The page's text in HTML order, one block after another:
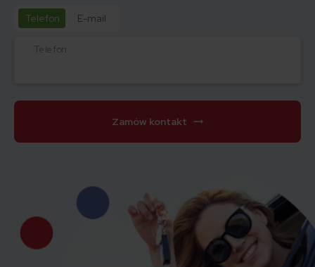
Telefon E-mail
Telefon
Zamów kontakt